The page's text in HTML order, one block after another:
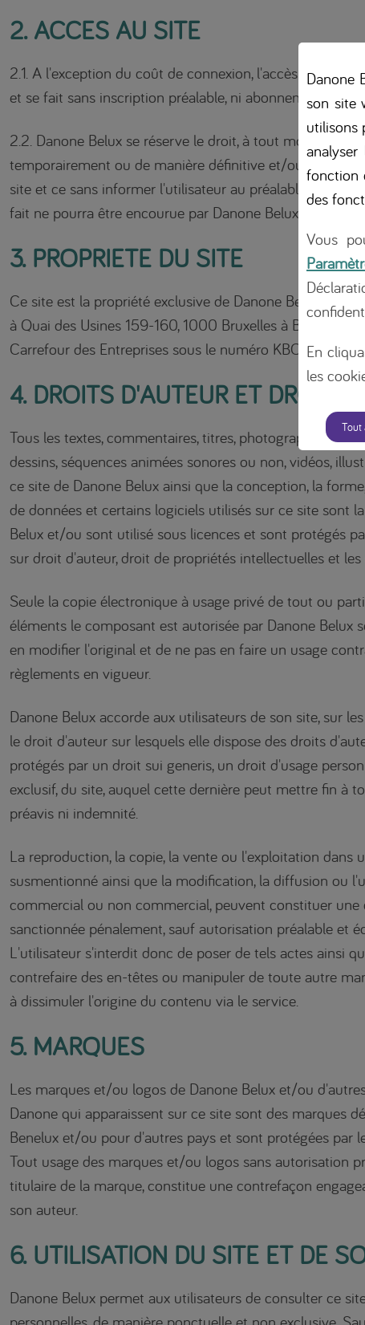
2. ACCES AU SITE
2.1. A l'exception du coût de connexion, l'accès au
et se fait sans inscription préalable, ni abonnement.
2.2. Danone Belux se réserve le droit, à tout moment de
temporairement ou de manière définitive et/ou
site et ce sans informer l'utilisateur au préalable. Aucune
fait ne pourra être encourue par Danone Belux.
3. PROPRIETE DU SITE
Ce site est la propriété exclusive de Danone Belux dont
à Quai des Usines 159-160, 1000 Bruxelles à Belgique
Carrefour des Entreprises sous le numéro KBO
4. DROITS D'AUTEUR ET DROITS
Tous les textes, commentaires, titres, photographies,
dessins, séquences animées sonores ou non, vidéos,
ce site de Danone Belux ainsi que la conception, la
de données et certains logiciels utilisés sur ce site sont
Belux et/ou sont utilisé sous licences et sont protégés
sur droit d'auteur, droit de propriétés intellectuelles et les
Seule la copie électronique à usage privé de tout ou
éléments le composant est autorisée par Danone Belux
en modifier l'original et de ne pas en faire un usage
règlements en vigueur.
Danone Belux accorde aux utilisateurs de son site, sur
le droit d'auteur sur lesquels elle dispose des droits
protégés par un droit sui generis, un droit d'usage
exclusif, du site, auquel cette dernière peut mettre fin à
préavis ni indemnité.
La reproduction, la copie, la vente ou l'exploitation dans
susmentionné ainsi que la modification, la diffusion ou
commercial ou non commercial, peuvent constituer une
sanctionnée pénalement, sauf autorisation préalable et
L'utilisateur s'interdit donc de poser de tels actes ainsi
contrefaire des en-têtes ou manipuler de toute autre
à dissimuler l'origine du contenu via le service.
5. MARQUES
Les marques et/ou logos de Danone Belux et/ou
Danone qui apparaissent sur ce site sont des marques
Benelux et/ou pour d'autres pays et sont protégées par
Tout usage des marques et/ou logos sans autorisation
titulaire de la marque, constitue une contrefaçon
son auteur.
6. UTILISATION DU SITE ET DE
Danone Belux permet aux utilisateurs de consulter ce
Danone
son site
utilisons
fonction
des
Vous
En
les
Tout